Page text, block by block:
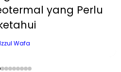
yang Perlu
Izzul Wafa